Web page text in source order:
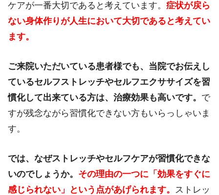
ケアが一番大切であると考えています。 症状が戻ら
ない身体作りが人生において大切であると考えてい
ます。
ご来院いただいている患者様でも、当院でお伝えし
ているセルフストレッチやセルフエクササイズを習
慣化して出来ている方は、治療効果も高いです。 で
すが残念ながら習慣化できない方もいらっしゃいま
す。
では、なぜストレッチやセルフケアが習慣化できな
いのでしょうか。 その理由の一つに「効果をすぐに
感じられない」という点があげられます。
ストレッ